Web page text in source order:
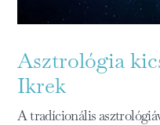
Asztrológia
Ikrek
A tradícionális